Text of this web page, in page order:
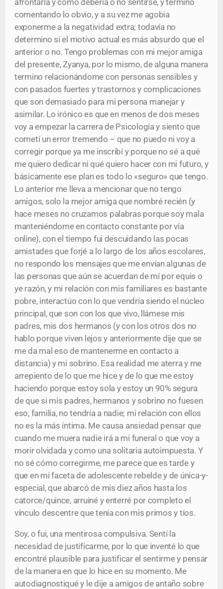
afrontarla y cómo debería o no sentirse, y termino
comentando lo obvio, y a su vez me agobia
exponerme a la negatividad extra; todavía no
determino si el motivo actual es más absurdo que el
anterior o no. Tengo problemas con mi mejor amiga
del presente, Zyanya, por lo mismo, de alguna manera
termino relacionándome con personas sensibles y
con pasados fuertes y trastornos y complicaciones
que son demasiado para mi persona manejar y
asimilar. Lo irónico es que en menos de dos meses
voy a empezar la carrera de Psicología y siento que
cometí un error tremendo – que no puedo ni voy a
corregir porque ya me inscribí y porque no sé a qué
me quiero dedicar ni qué quiero hacer con mi futuro, y
básicamente ese plan es todo lo «seguro» que tengo.
Lo anterior me lleva a mencionar que no tengo
amigos, solo la mejor amiga que nombré recién (y
hace meses no cruzamos palabras porque soy mala
manteniéndome en contacto constante por vía
online), con el tiempo fui descuidando las pocas
amistades que forjé a lo largo de los años escolares,
no respondo los mensajes que me envían algunas de
las personas que aún se acuerdan de mí por equis o
ye razón, y mi relación con mis familiares es bastante
pobre, interactúo con lo que vendría siendo el núcleo
principal, que son con los que vivo, llámese mis
padres, mis dos hermanos (y con los otros dos no
hablo porque viven lejos y anteriormente dije que se
me da mal eso de mantenerme en contacto a
distancia) y mi sobrino. Esa realidad me aterra y me
arrepiento de lo que me hice y de lo que me estoy
haciendo porque estoy sola y estoy un 90% segura
de que si mis padres, hermanos y sobrino no fuesen
eso, familia, no tendría a nadie; mi relación con ellos
no es la más íntima. Me causa ansiedad pensar que
cuando me muera nadie irá a mi funeral o que voy a
morir olvidada y como una solitaria autoimpuesta. Y
no sé cómo corregirme, me parece que es tarde y
que en mi faceta de adolescente rebelde y de única-y-
especial, que abarcó de mis diez años hasta los
catorce/quince, arruiné y enterré por completo el
vínculo descentre que tenía con mis primos y tíos.
Soy, o fui, una mentirosa compulsiva. Sentí la
necesidad de justificarme, por lo que inventé lo que
encontré plausible para justificar el sentirme y pensar
de la manera en que lo hice en su momento. Me
autodiagnostiqué y le dije a amigos de antaño sobre